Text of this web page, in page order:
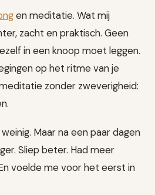
en meditatie. Wat mij
zacht en praktisch. Geen
in een knoop moet leggen.
op het ritme van je
zonder zweverigheid:
Maar na een paar dagen
Sliep beter. Had meer
voelde me voor het eerst in